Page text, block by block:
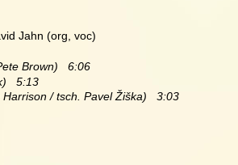
Jahn (org, voc)
Brown)   6:06
5:13
/ tsch. Pavel Žiška)   3:03